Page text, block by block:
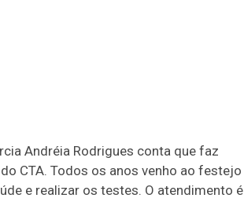
Andréia Rodrigues conta que faz
CTA. Todos os anos venho ao festejo
e realizar os testes. O atendimento é